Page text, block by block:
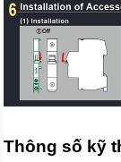
Thông số kỹ